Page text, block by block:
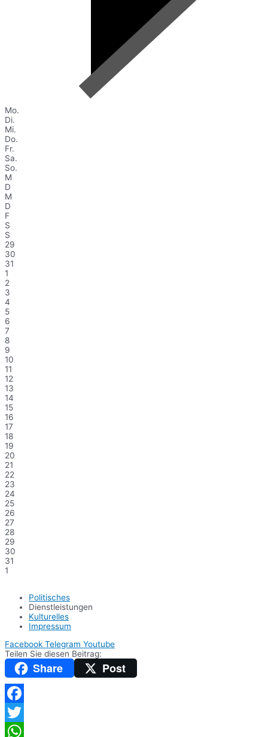
Mo.
Di.
Mi.
Do.
Fr.
Sa.
So.
M
D
M
D
F
S
S
29
30
31
1
2
3
4
5
6
7
8
9
10
11
12
13
14
15
16
17
18
19
20
21
22
23
24
25
26
27
28
29
30
31
1
Politisches
Dienstleistungen
Kulturelles
Impressum
Facebook Telegram Youtube
Teilen Sie diesen Beitrag:
Share Post
Facebook
Twitter